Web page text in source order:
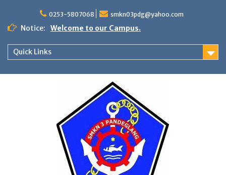
content
0253-5807068 smkn03pdg@yahoo.com
Notice: Welcome to our Campus.
Quick Links